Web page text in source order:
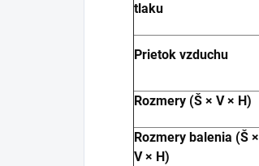
tlaku
Prietok vzduchu
Rozmery (Š × V × H)
Rozmery balenia (Š ×
V × H)